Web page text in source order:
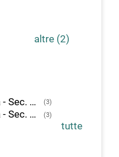
altre (2)
Letteratura italiana - Sec. 13.-15. (3)
Letteratura italiana - Sec. 13. (3)
tutte